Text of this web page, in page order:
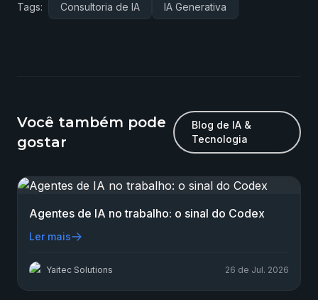
Tags: Consultoria de IA IA Generativa
Você também pode
gostar
Blog de IA &
Tecnologia
Agentes de IA no trabalho: o sinal do Codex
Ler mais
Yaitec Solutions 26 de Jul. 2026